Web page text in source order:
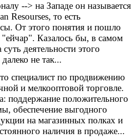
--> на Западе он называется
Resourses, то есть
От этого понятия и пошло
"ейчар". Казалось бы, в самом
деятельности этого
не так...
специалист по продвижению
и мелкооптовой торговле.
поддержание положительного
обеспечение выгодного
на магазинных полках и
наличия в продаже...